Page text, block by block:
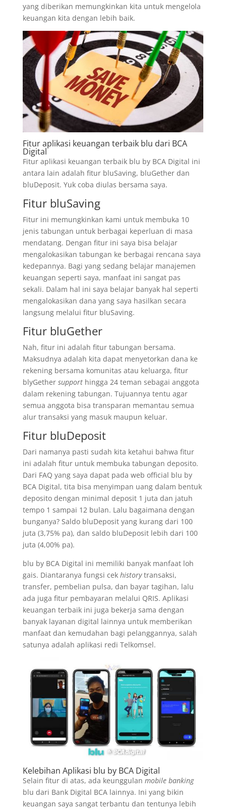
yang diberikan memungkinkan kita untuk mengelola
keuangan kita dengan lebih baik.
Fitur aplikasi keuangan terbaik blu dari BCA
Digital
Fitur aplikasi keuangan terbaik blu by BCA Digital ini
antara lain adalah fitur bluSaving, bluGether dan
bluDeposit. Yuk coba diulas bersama saya.
Fitur bluSaving
Fitur ini memungkinkan kami untuk membuka 10
jenis tabungan untuk berbagai keperluan di masa
mendatang. Dengan fitur ini saya bisa belajar
mengalokasikan tabungan ke berbagai rencana saya
kedepannya. Bagi yang sedang belajar manajemen
keuangan seperti saya, manfaat ini sangat pas
sekali. Dalam hal ini saya belajar banyak hal seperti
mengalokasikan dana yang saya hasilkan secara
langsung melalui fitur bluSaving.
Fitur bluGether
Nah, fitur ini adalah fitur tabungan bersama.
Maksudnya adalah kita dapat menyetorkan dana ke
rekening bersama komunitas atau keluarga, fitur
blyGether supporthingga 24 teman sebagai anggota
dalam rekening tabungan. Tujuannya tentu agar
semua anggota bisa transparan memantau semua
alur transaksi yang masuk maupun keluar.
Fitur bluDeposit
Dari namanya pasti sudah kita ketahui bahwa fitur
ini adalah fitur untuk membuka tabungan deposito.
Dari FAQ yang saya dapat pada web official blu by
BCA Digital, tita bisa menyimpan uang dalam bentuk
deposito dengan minimal deposit 1 juta dan jatuh
tempo 1 sampai 12 bulan. Lalu bagaimana dengan
bunganya? Saldo bluDeposit yang kurang dari 100
juta (3,75% pa), dan saldo bluDeposit lebih dari 100
juta (4,00% pa).
blu by BCA Digital ini memiliki banyak manfaat loh
gais. Diantaranya fungsi cek historytransaksi,
transfer, pembelian pulsa, dan bayar tagihan, lalu
ada juga fitur pembayaran melalui QRIS. Aplikasi
keuangan terbaik ini juga bekerja sama dengan
banyak layanan digital lainnya untuk memberikan
manfaat dan kemudahan bagi pelanggannya, salah
satunya adalah aplikasi redi Telkomsel.
Kelebihan Aplikasi blu by BCA Digital
Selain fitur di atas, ada keunggulan mobile banking
blu dari Bank Digital BCA lainnya. Ini yang bikin
keuangan saya sangat terbantu dan tentunya lebih